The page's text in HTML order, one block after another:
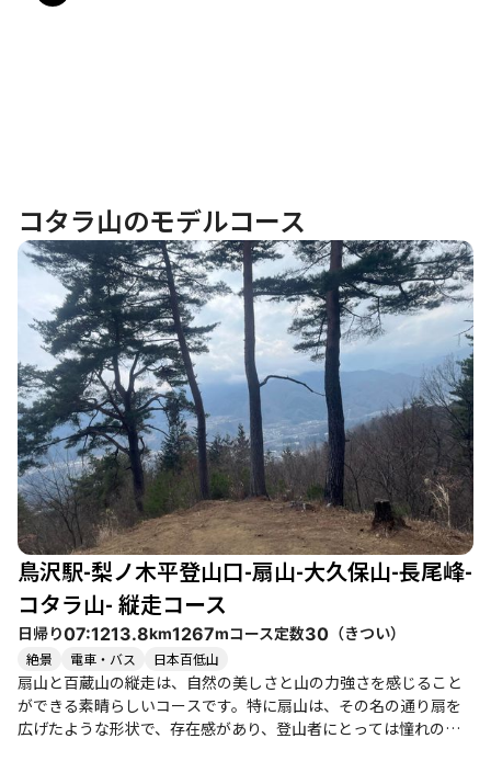
コタラ山のモデルコース
鳥沢駅-梨ノ木平登山口-扇山-大久保山-長尾峰-
コタラ山- 縦走コース
日帰り07:1213.8km1267mコース定数30 （きつい）
絶景 電車・バス 日本百低山
扇山と百蔵山の縦走は、自然の美しさと山の力強さを感じること
ができる素晴らしいコースです。特に扇山は、その名の通り扇を
広げたような形状で、存在感があり、登山者にとっては憧れの山